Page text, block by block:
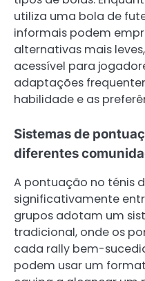
utiliza uma bola de
informais podem
alternativas mais
acessível para
adaptações
habilidade e as
Sistemas de
diferentes
A pontuação no ténis
significativamente
grupos adotam um
tradicional, onde os
cada rally bem-
podem usar um